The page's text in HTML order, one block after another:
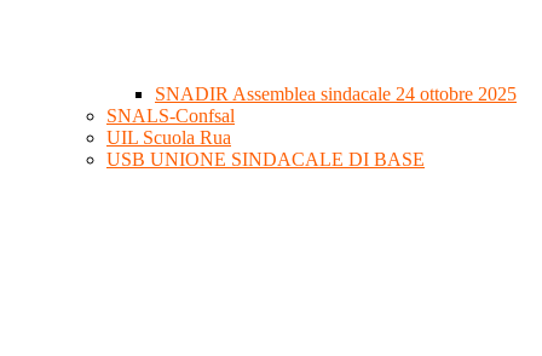
SNADIR Assemblea sindacale 24 ottobre 2025
SNALS-Confsal
UIL Scuola Rua
USB UNIONE SINDACALE DI BASE